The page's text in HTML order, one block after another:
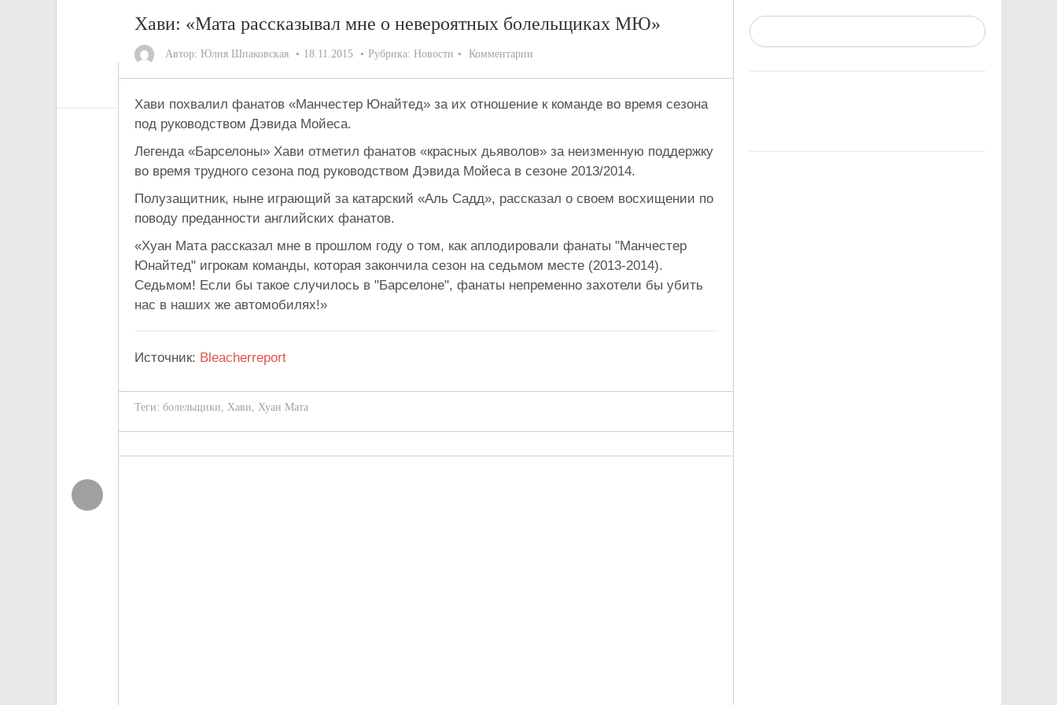
Хави: «Мата рассказывал мне о невероятных болельщиках МЮ»
Автор: Юлия Шпаковская 18.11.2015 Рубрика: Новости Комментарии
Хави похвалил фанатов «Манчестер Юнайтед» за их отношение к команде во время сезона
под руководством Дэвида Мойеса.
Легенда «Барселоны» Хави отметил фанатов «красных дьяволов» за неизменную поддержку
во время трудного сезона под руководством Дэвида Мойеса в сезоне 2013/2014.
Полузащитник, ныне играющий за катарский «Аль Садд», рассказал о своем восхищении по
поводу преданности английских фанатов.
«Хуан Мата рассказал мне в прошлом году о том, как аплодировали фанаты "Манчестер
Юнайтед" игрокам команды, которая закончила сезон на седьмом месте (2013-2014).
Седьмом! Если бы такое случилось в "Барселоне", фанаты непременно захотели бы убить
нас в наших же автомобилях!»
Источник: Bleacherreport
Теги: болельщики, Хави, Хуан Мата